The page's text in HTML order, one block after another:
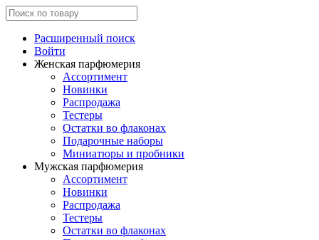
Расширенный поиск
Войти
Женская парфюмерия
Ассортимент
Новинки
Распродажа
Тестеры
Остатки во флаконах
Подарочные наборы
Миниатюры и пробники
Мужская парфюмерия
Ассортимент
Новинки
Распродажа
Тестеры
Остатки во флаконах